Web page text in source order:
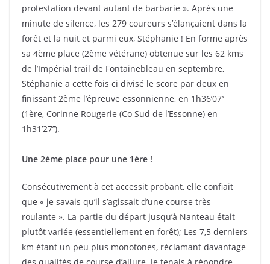
protestation devant autant de barbarie ». Après une
minute de silence, les 279 coureurs s’élançaient dans la
forêt et la nuit et parmi eux, Stéphanie ! En forme après
sa 4ème place (2ème vétérane) obtenue sur les 62 kms
de l’Impérial trail de Fontainebleau en septembre,
Stéphanie a cette fois ci divisé le score par deux en
finissant 2ème l’épreuve essonnienne, en 1h36’07’’
(1ère, Corinne Rougerie (Co Sud de l’Essonne) en
1h31’27’’).
Une 2ème place pour une 1ère !
Consécutivement à cet accessit probant, elle confiait
que « je savais qu’il s’agissait d’une course très
roulante ». La partie du départ jusqu’à Nanteau était
plutôt variée (essentiellement en forêt); Les 7,5 derniers
km étant un peu plus monotones, réclamant davantage